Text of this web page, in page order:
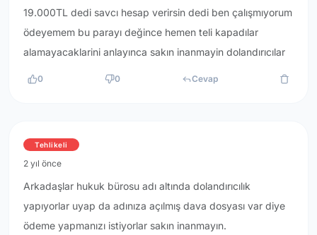
19.000TL dedi savcı hesap verirsin dedi ben çalışmıyorum
ödeyemem bu parayı değince hemen teli kapadılar
alamayacaklarini anlayınca sakın inanmayin dolandırıcılar
0 0 Cevap
Tehlikeli
2 yıl önce
Arkadaşlar hukuk bürosu adı altında dolandırıcılık
yapıyorlar uyap da adınıza açılmış dava dosyası var diye
ödeme yapmanızı istiyorlar sakın inanmayın.